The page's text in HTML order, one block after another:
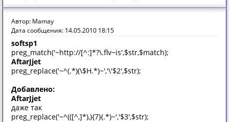
Автор: Mamay
Дата сообщения: 14.05.2010 18:15
softsp1
preg_match('~http://[^:]*?\.flv~is',$str,$match);
AftarJjet
preg_replace('~^(.*)(\$H.*)~','\'$2',$str);
Добавлено:
AftarJjet
даже так
preg_replace('~^(([^,]*),){7}(.*)~','$3',$str);